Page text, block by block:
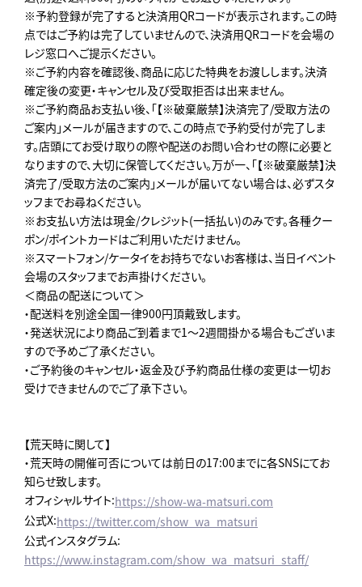
※予約登録が完了すると決済用QRコードが表示されます。この時
点ではご予約は完了していませんので、決済用QRコードを会場の
レジ窓口へご提示ください。
※ご予約内容を確認後、商品に応じた特典をお渡しします。決済
確定後の変更・キャンセル及び受取拒否は出来ません。
※ご予約商品お支払い後、「【※破棄厳禁】決済完了/受取方法の
ご案内」メールが届きますので、この時点で予約受付が完了しま
す。店頭にてお受け取りの際や配送のお問い合わせの際に必要と
なりますので、大切に保管してください。万が一、「【※破棄厳禁】決
済完了/受取方法のご案内」メールが届いてない場合は、必ずスタ
ッフまでお尋ねください。
※お支払い方法は現金/クレジット(一括払い)のみです。各種クー
ポン/ポイントカードはご利用いただけません。
※スマートフォン/ケータイをお持ちでないお客様は、当日イベント
会場のスタッフまでお声掛けください。
＜商品の配送について＞
・配送料を別途全国一律900円頂戴致します。
・発送状況により商品ご到着まで1～2週間掛かる場合もございま
すので予めご了承ください。
・ご予約後のキャンセル・返金及び予約商品仕様の変更は一切お
受けできませんのでご了承下さい。
【荒天時に関して】
・荒天時の開催可否については前日の17:00までに各SNSにてお
知らせ致します。
オフィシャルサイト:https://show-wa-matsuri.com
公式X:https://twitter.com/show_wa_matsuri
公式インスタグラム:
https://www.instagram.com/show_wa_matsuri_staff/